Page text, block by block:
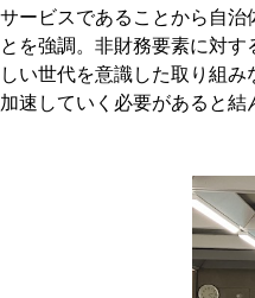
サービスであることから自
とを強調。非財務要素に対
しい世代を意識した取り組
加速していく必要があると結